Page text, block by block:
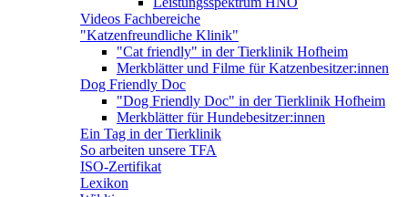
Videos Fachbereiche
"Katzenfreundliche Klinik"
"Cat friendly" in der Tierklinik Hofheim
Merkblätter und Filme für Katzenbesitzer:innen
Dog Friendly Doc
"Dog Friendly Doc" in der Tierklinik Hofheim
Merkblätter für Hundebesitzer:innen
Ein Tag in der Tierklinik
So arbeiten unsere TFA
ISO-Zertifikat
Lexikon